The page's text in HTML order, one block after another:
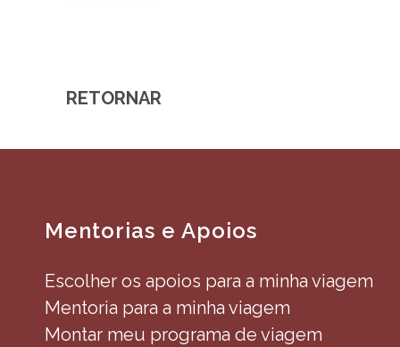
RETORNAR
Mentorias e Apoios
Escolher os apoios para a minha viagem
Mentoria para a minha viagem
Montar meu programa de viagem